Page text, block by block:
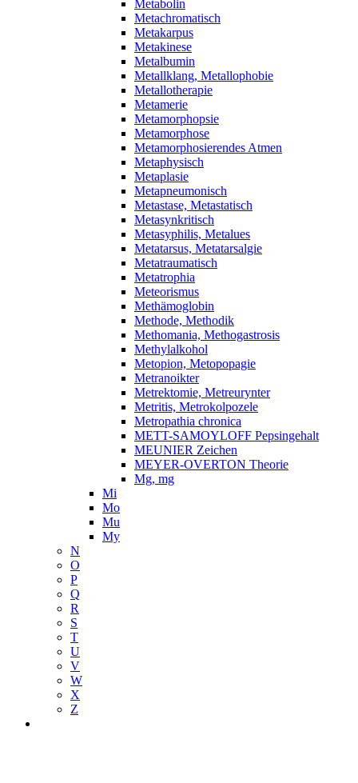
Metabolin
Metachromatisch
Metakarpus
Metakinese
Metalbumin
Metallklang, Metallophobie
Metallotherapie
Metamerie
Metamorphopsie
Metamorphose
Metamorphosierendes Atmen
Metaphysisch
Metaplasie
Metapneumonisch
Metastase, Metastatisch
Metasynkritisch
Metasyphilis, Metalues
Metatarsus, Metatarsalgie
Metatraumatisch
Metatrophia
Meteorismus
Methämoglobin
Methode, Methodik
Methomania, Methogastrosis
Methylalkohol
Metopion, Metopopagie
Metranoikter
Metrektomie, Metreurynter
Metritis, Metrokolpozele
Metropathia chronica
METT-SAMOYLOFF Pepsingehalt
MEUNIER Zeichen
MEYER-OVERTON Theorie
Mg, mg
Mi
Mo
Mu
My
N
O
P
Q
R
S
T
U
V
W
X
Z